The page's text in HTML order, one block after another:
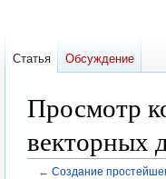
Просмотр
векторных
← Создание
Статья Обсуждение